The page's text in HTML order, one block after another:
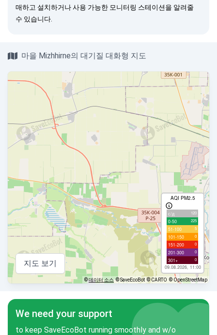
매하고 설치하거나 사용 가능한 모니터링 스테이션을 알려줄
수 있습니다.
마을 Mizhhirne의 대기질 대화형 지도
AQI PM2.5
с/д 120
0-50 225
51-100 5
101-150 0
151-200 0
201-300 0
301+ 0
09.08.2026, 11:00
지도 보기
©데이터 소스 © SaveEcoBot © CARTO © OpenStreetMap
We need your support
to keep SaveEcoBot running smoothly and w/o